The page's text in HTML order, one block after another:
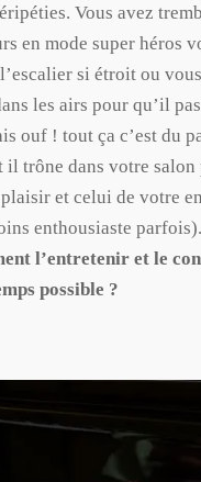
Vous avez
en mode super héros
si étroit ou
les airs pour qu’il
ouf ! tout ça c’est du
il trône dans votre salon
et celui de votre
enthousiaste parfois).
l’entretenir et le
possible ?